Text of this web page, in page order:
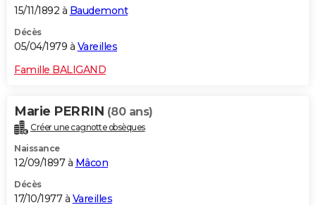
15/11/1892 à Baudemont
Décès
05/04/1979 à Vareilles
Famille BALIGAND
Marie PERRIN (80 ans)
Créer une cagnotte obsèques
Naissance
12/09/1897 à Mâcon
Décès
17/10/1977 à Vareilles